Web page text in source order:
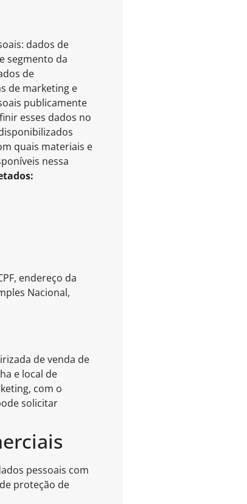
dados de
segmento da
de
de marketing e
publicamente
esses dados no
quais materiais e
nessa
endereço da
Nacional,
de venda de
e local de
com o
solicitar
pessoais com
proteção de